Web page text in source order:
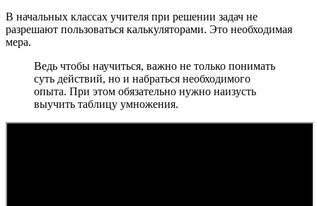
В начальных классах учителя при решении задач не
разрешают пользоваться калькуляторами. Это необходимая
мера.
Ведь чтобы научиться, важно не только понимать
суть действий, но и набраться необходимого
опыта. При этом обязательно нужно наизусть
выучить таблицу умножения.